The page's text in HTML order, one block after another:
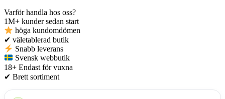
Varför handla hos oss?
1M+ kunder sedan start
höga kundomdömen
✔ väletablerad butik
Snabb leverans
Svensk webbutik
18+ Endast för vuxna
✔ Brett sortiment